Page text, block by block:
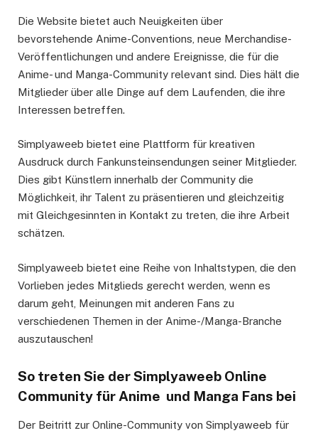
Die Website bietet auch Neuigkeiten über
bevorstehende Anime-Conventions, neue Merchandise-
Veröffentlichungen und andere Ereignisse, die für die
Anime- und Manga-Community relevant sind. Dies hält die
Mitglieder über alle Dinge auf dem Laufenden, die ihre
Interessen betreffen.
Simplyaweeb bietet eine Plattform für kreativen
Ausdruck durch Fankunsteinsendungen seiner Mitglieder.
Dies gibt Künstlern innerhalb der Community die
Möglichkeit, ihr Talent zu präsentieren und gleichzeitig
mit Gleichgesinnten in Kontakt zu treten, die ihre Arbeit
schätzen.
Simplyaweeb bietet eine Reihe von Inhaltstypen, die den
Vorlieben jedes Mitglieds gerecht werden, wenn es
darum geht, Meinungen mit anderen Fans zu
verschiedenen Themen in der Anime-/Manga-Branche
auszutauschen!
So treten Sie der Simplyaweeb Online
Community für Anime und Manga Fans bei
Der Beitritt zur Online-Community von Simplyaweeb für